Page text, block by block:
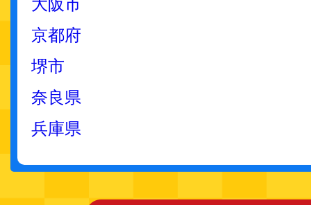
大阪市
京都府
堺市
奈良県
兵庫県